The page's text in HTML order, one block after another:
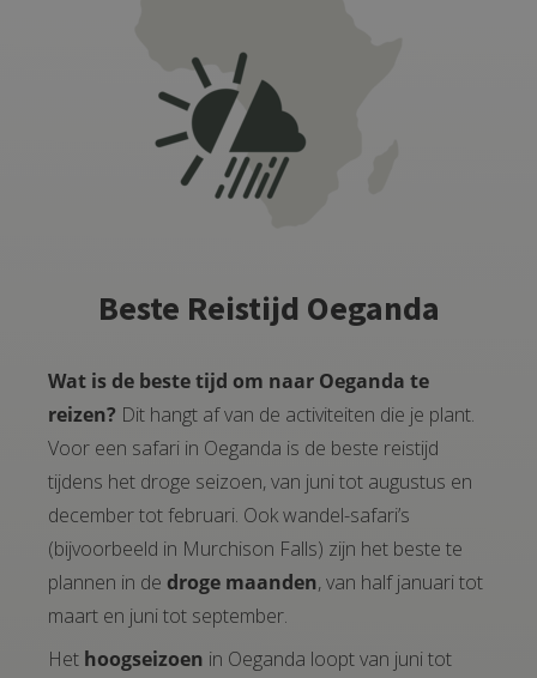
Beste Reistijd Oeganda
Wat is de beste tijd om naar Oeganda te
reizen? Dit hangt af van de activiteiten die je plant.
Voor een safari in Oeganda is de beste reistijd
tijdens het droge seizoen, van juni tot augustus en
december tot februari. Ook wandel-safari’s
(bijvoorbeeld in Murchison Falls) zijn het beste te
plannen in de droge maanden, van half januari tot
maart en juni tot september.
Het hoogseizoen in Oeganda loopt van juni tot